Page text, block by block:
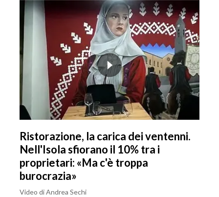
Ristorazione, la carica dei ventenni.
Nell'Isola sfiorano il 10% tra i
proprietari: «Ma c'è troppa
burocrazia»
Video di Andrea Sechi